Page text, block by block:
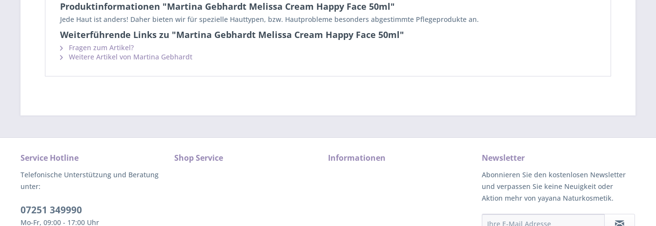
Produktinformationen "Martina Gebhardt Melissa Cream Happy Face 50ml"
Jede Haut ist anders! Daher bieten wir für spezielle Hauttypen, bzw. Hautprobleme besonders abgestimmte Pflegeprodukte an.
Weiterführende Links zu "Martina Gebhardt Melissa Cream Happy Face 50ml"
Fragen zum Artikel?
Weitere Artikel von Martina Gebhardt
Service Hotline
Telefonische Unterstützung und Beratung
unter:
07251 349990
Mo-Fr, 09:00 - 17:00 Uhr
Shop Service Informationen Newsletter
Abonnieren Sie den kostenlosen Newsletter
und verpassen Sie keine Neuigkeit oder
Aktion mehr von yayana Naturkosmetik.